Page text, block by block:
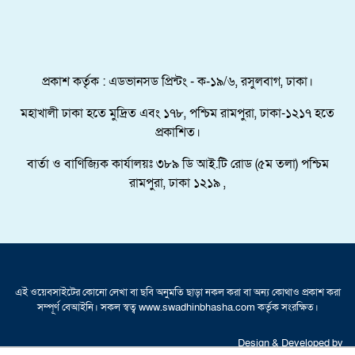
প্রকাশ কর্তৃক : এডভানসড প্রিন্টং - ক-১৯/৬, রসুলবাগ, ঢাকা।
মহাখালী ঢাকা হতে মুদ্রিত এবং ১৭৮, পশ্চিম রামপুরা, ঢাকা-১২১৭ হতে
প্রকাশিত।
বার্তা ও বাণিজ্যিক কার্যালয়ঃ ৩৮৯ ডি আই.টি রোড (৫ম তলা) পশ্চিম
রামপুরা, ঢাকা ১২১৯ ,
এই ওয়েবসাইটের কোনো লেখা বা ছবি অনুমতি ছাড়া নকল করা বা অন্য কোথাও প্রকাশ করা
সম্পূর্ণ বেআইনি। সকল স্বত্ব www.swadhinbhasha.com কর্তৃক সংরক্ষিত।
Design & Developed by